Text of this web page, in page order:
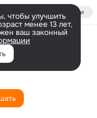
Войти
чтобы улучшить
менее 13 лет,
ваш законный
CAT